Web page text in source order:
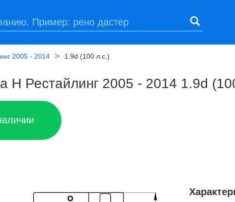
2005 - 2014 1.9d (100 л.с.)
H Рестайлинг 2005 - 2014 1.9d